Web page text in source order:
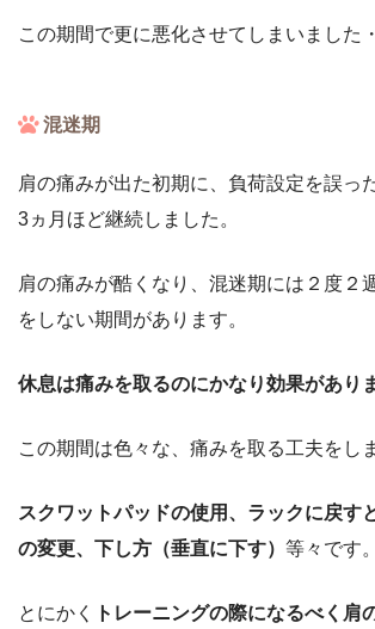
この期間で更に悪化させてしまいました
混迷期
肩の痛みが出た初期に、負荷設定を誤っ
3ヵ月ほど継続しました。
肩の痛みが酷くなり、混迷期には２度２
をしない期間があります。
休息は痛みを取るのにかなり効果があり
この期間は色々な、痛みを取る工夫をし
スクワットパッドの使用、ラックに戻す
の変更、下し方（垂直に下す） 等々です。
とにかく トレーニングの際になるべく肩